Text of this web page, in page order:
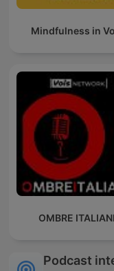
Mindfulness in
OMBRE
Podcast